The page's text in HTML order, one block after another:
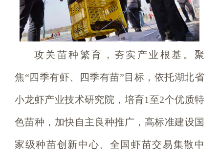
攻关苗种繁育，夯实产业根基。聚
焦“四季有虾、四季有苗”目标，依托湖北省
小龙虾产业技术研究院，培育1至2个优质特
色苗种，加快自主良种推广，高标准建设国
家级种苗创新中心、全国虾苗交易集散中